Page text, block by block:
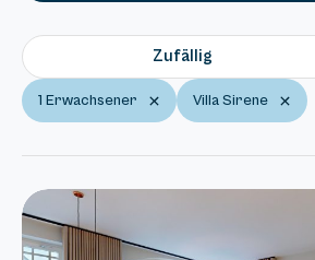
1 Erwachsener Villa Sirene
Zufällig